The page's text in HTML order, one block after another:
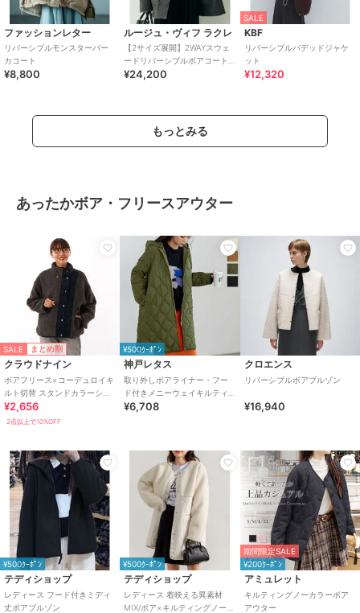
ファッションレター
リバーシブルモンスターパー
カコート
¥8,800
ルージュ・ヴィフ ラクレ
【2サイズ展開】2WAYスウェ
ードリバーシブルボアコート /
ノーカラーコート
¥24,200
SALE
KBF
リバーシブルパデッドジャケ
ット
¥12,320
もっとみる
あったかボア・フリースアウター
SALE まとめ割
クラウドナイン
ボアフリース×コーデュロイキ
ルト切替 スタンドカラーショ
ート丈コート
¥2,656
2点以上で10%OFF
¥500ｸｰﾎﾟﾝ
神戸レタス
取り外しボアライナー・フー
ド付きメニーウェイキルティ
ング中綿コート [K1153]
¥6,708
クロエンス
リバーシブルボアブルゾン
¥16,940
¥500ｸｰﾎﾟﾝ
テディショップ
レディース フード付きミディ
丈ボアブルゾン
¥500ｸｰﾎﾟﾝ
テディショップ
レディース 着映える異素材
MIX/ボア×キルティングノーカ
期間限定SALE
¥200ｸｰﾎﾟﾝ
アミュレット
キルティングノーカラーボア
アウター